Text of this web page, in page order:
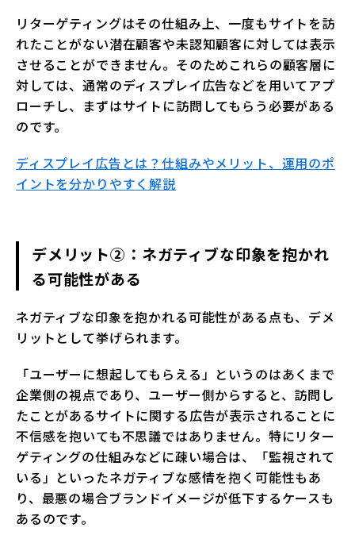
リターゲティングはその仕組み上、一度もサイトを訪
れたことがない潜在顧客や未認知顧客に対しては表示
させることができません。そのためこれらの顧客層に
対しては、通常のディスプレイ広告などを用いてアプ
ローチし、まずはサイトに訪問してもらう必要がある
のです。
ディスプレイ広告とは？仕組みやメリット、運用のポ
イントを分かりやすく解説
デメリット②：ネガティブな印象を抱かれ
る可能性がある
ネガティブな印象を抱かれる可能性がある点も、デメ
リットとして挙げられます。
「ユーザーに想起してもらえる」というのはあくまで
企業側の視点であり、ユーザー側からすると、訪問し
たことがあるサイトに関する広告が表示されることに
不信感を抱いても不思議ではありません。特にリター
ゲティングの仕組みなどに疎い場合は、「監視されて
いる」といったネガティブな感情を抱く可能性もあ
り、最悪の場合ブランドイメージが低下するケースも
あるのです。